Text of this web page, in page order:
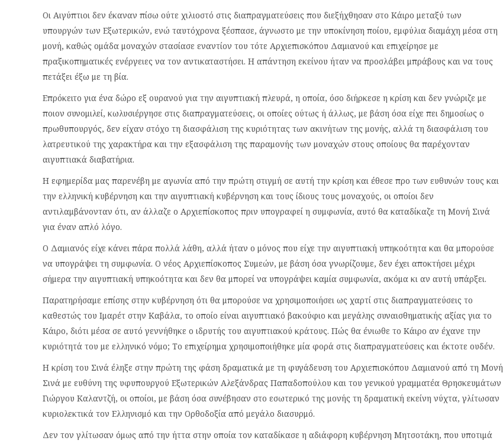
Οι Αιγύπτιοι δεν έκαναν πίσω ούτε χιλιοστό στις διαπραγματεύσεις που διεξήχθησαν στο Κάιρο μεταξύ των
υπουργών των Εξωτερικών, ενώ ταυτόχρονα ξέσπασε, άγνωστο με την υποκίνηση ποίου, εμφύλια διαμάχη μέσα στη
μονή, καθώς ομάδα μοναχών στασίασε εναντίον του τότε Αρχιεπισκόπου Δαμιανού και επιχείρησε με
πραξικοπηματικές ενέργειες να τον αντικαταστήσει. Η απάντηση εκείνου ήταν να προσλάβει μπράβους και να τους
πετάξει έξω με τη βία.
Επρόκειτο για ένα δώρο εξ ουρανού για την αιγυπτιακή πλευρά, η οποία, όσο διήρκεσε η κρίση και δεν γνώριζε με
ποιον συνομιλεί, κωλυσιέργησε στις διαπραγματεύσεις, οι οποίες ούτως ή άλλως, με βάση όσα είχε πει δημοσίως ο
πρωθυπουργός, δεν είχαν στόχο τη διασφάλιση της κυριότητας των ακινήτων της μονής, αλλά τη διασφάλιση του
λατρευτικού της χαρακτήρα και την εξασφάλιση της παραμονής των μοναχών στους οποίους θα παρέχονταν
αιγυπτιακά διαβατήρια.
Η εφημερίδα μας παρενέβη με αγωνία από την πρώτη στιγμή σε αυτή την κρίση και έθεσε προ των ευθυνών τους και
την ελληνική κυβέρνηση και την αιγυπτιακή κυβέρνηση και τους ίδιους τους μοναχούς, οι οποίοι δεν
αντιλαμβάνονταν ότι, αν άλλαζε ο Αρχιεπίσκοπος πριν υπογραφεί η συμφωνία, αυτό θα καταδίκαζε τη Μονή Σινά
για έναν απλό λόγο.
Ο Δαμιανός είχε κάνει πάρα πολλά λάθη, αλλά ήταν ο μόνος που είχε την αιγυπτιακή υπηκοότητα και θα μπορούσε
να υπογράψει τη συμφωνία. Ο νέος Αρχιεπίσκοπος Συμεών, με βάση όσα γνωρίζουμε, δεν έχει αποκτήσει μέχρι
σήμερα την αιγυπτιακή υπηκοότητα και δεν θα μπορεί να υπογράψει καμία συμφωνία, ακόμα κι αν αυτή υπάρξει.
Παρατηρήσαμε επίσης στην κυβέρνηση ότι θα μπορούσε να χρησιμοποιήσει ως χαρτί στις διαπραγματεύσεις το
καθεστώς του Ιμαρέτ στην Καβάλα, το οποίο είναι αιγυπτιακό βακούφιο και μεγάλης συναισθηματικής αξίας για το
Κάιρο, διότι μέσα σε αυτό γεννήθηκε ο ιδρυτής του αιγυπτιακού κράτους. Πώς θα ένιωθε το Κάιρο αν έχανε την
κυριότητά του με ελληνικό νόμο; Το επιχείρημα χρησιμοποιήθηκε μία φορά στις διαπραγματεύσεις και έκτοτε ουδέν.
Η κρίση του Σινά έληξε στην πρώτη της φάση δραματικά με τη φυγάδευση του Αρχιεπισκόπου Δαμιανού από τη Μονή
Σινά με ευθύνη της υφυπουργού Εξωτερικών Αλεξάνδρας Παπαδοπούλου και του γενικού γραμματέα Θρησκευμάτων
Γιώργου Καλαντζή, οι οποίοι, με βάση όσα συνέβησαν στο εσωτερικό της μονής τη δραματική εκείνη νύχτα, γλίτωσαν
κυριολεκτικά τον Ελληνισμό και την Ορθοδοξία από μεγάλο διασυρμό.
Δεν τον γλίτωσαν όμως από την ήττα στην οποία τον καταδίκασε η αδιάφορη κυβέρνηση Μητσοτάκη, που υποτιμά